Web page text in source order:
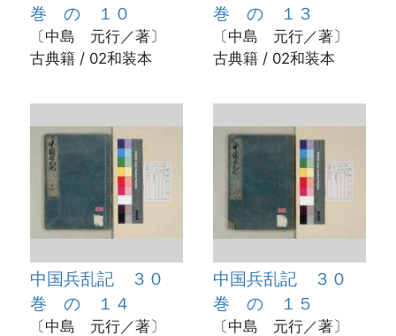
巻 の １０
〔中島 元行／著〕
古典籍 / 02和装本
巻 の １３
〔中島 元行／著〕
古典籍 / 02和装本
中国兵乱記 ３０
巻 の １４
〔中島 元行／著〕
中国兵乱記 ３０
巻 の １５
〔中島 元行／著〕